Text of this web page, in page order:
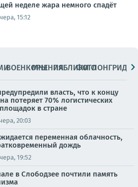
неделе жара немного спадёт
15:12
ВОЕНКОРЫМНЕНИЯПАБЛИКИ
ФОТОЛОНГРИДЫ
власть, что к концу
потеряет 70% логистических
в стране
20:03
переменная облачность,
дождь
19:52
в Слободзее почтили память